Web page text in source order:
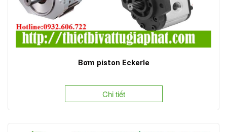
Bơm piston Eckerle
Chi tiết